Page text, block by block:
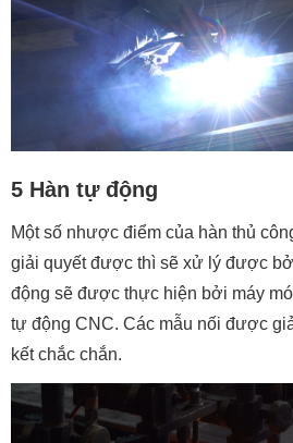
5 Hàn tự động
Một số nhược điểm của hàn thủ
giải quyết được thì sẽ xử lý được
động sẽ được thực hiện bởi máy
tự động CNC. Các mẫu nối được
kết chắc chắn.